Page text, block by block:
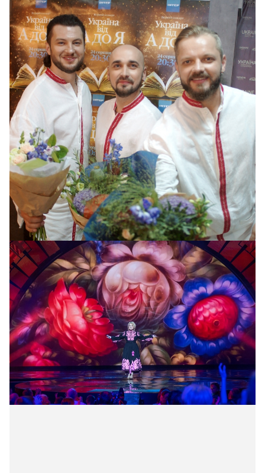
Группа "Авиатор"